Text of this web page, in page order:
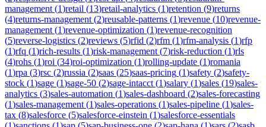
management (1)retail (13)retail-analytics (1)retention (9)returns
(4)returns-management (2)reusable-patterns (1)revenue (10)revenue-
management (1)revenue-optimization (1)revenue-recognition
(5)reverse-logistics (2)reviews (5)rfid (2)rfm (1)rfm-analysis (1)rfp
(1)rfq (1)rich-results (1)risk-management (7)risk-reduction (1)rls
(4)rohs (1)roi (34)roi-optimization (1)rolling-update (1)romania
(1)rpa (3)rsc (2)russia (2)saas (25)saas-pricing (1)safety (2)safety-
stock (1)sage (1)sage-50 (2)sage-intacct (1)salary (1)sales (19)sales-
analytics (3)sales-automation (1)sales-dashboard (2)sales-forecasting
(1)sales-management (1)sales-operations (1)sales-pipeline (1)sales-
tax (8)salesforce (5)salesforce-einstein (1)salesforce-essentials